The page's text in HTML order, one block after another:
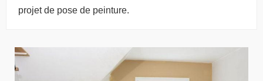
projet de pose de peinture.